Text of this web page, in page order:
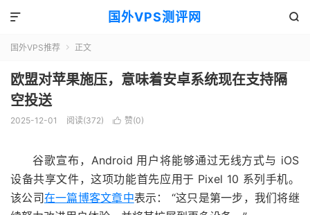
国外VPS测评网 

国外VPS推荐  正文
欧盟对苹果施压，意味着安卓系统现在支持隔
空投送
2025-12-01 阅读(372)  赞(0)
谷歌宣布，Android 用户将能够通过无线方式与 iOS
设备共享文件，这项功能首先应用于 Pixel 10 系列手机。
该公司在一篇博客文章中表示： “这只是第一步，我们将继